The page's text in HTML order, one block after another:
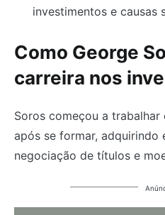
investimentos e causas
Como George
carreira nos
Soros começou a
após se formar, adquirindo
negociação de títulos e